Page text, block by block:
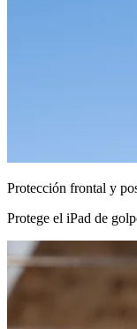
Protección frontal y
Protege el iPad de